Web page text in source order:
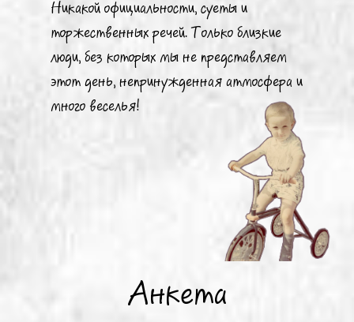
Никакой официальности, суеты и
торжественных речей. Только близкие
люди, без которых мы не представляем
этот день, непринужденная атмосфера и
много веселья!
Анкета